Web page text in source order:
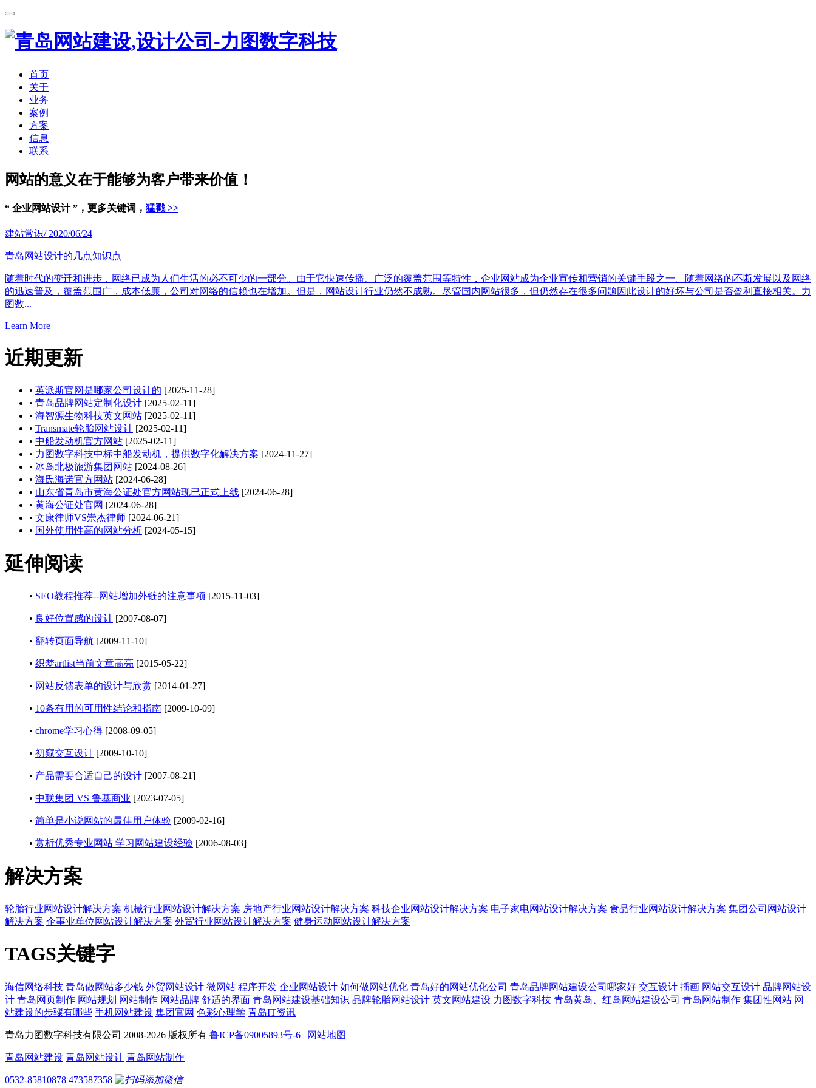
首页
关于
业务
案例
方案
信息
联系
网站的意义在于能够为客户带来价值！
“ 企业网站设计 ”，更多关键词， 猛戳 >>
建站常识/ 2020/06/24
青岛网站设计的几点知识点
随着时代的变迁和进步，网络已成为人们生活的必不可少的一部分。由于它快速传播、广泛的覆盖范围等特性，企业网站成为企业宣传和营销的关键手段之一。随着网络的不断发展以及网络
的迅速普及，覆盖范围广，成本低廉，公司对网络的信赖也在增加。但是，网站设计行业仍然不成熟。尽管国内网站很多，但仍然存在很多问题因此设计的好坏与公司是否盈利直接相关。力
图数...
Learn More
近期更新
• 英派斯官网是哪家公司设计的 [2025-11-28]
• 青岛品牌网站定制化设计 [2025-02-11]
• 海智源生物科技英文网站 [2025-02-11]
• Transmate轮胎网站设计 [2025-02-11]
• 中船发动机官方网站 [2025-02-11]
• 力图数字科技中标中船发动机，提供数字化解决方案 [2024-11-27]
• 冰岛北极旅游集团网站 [2024-08-26]
• 海氏海诺官方网站 [2024-06-28]
• 山东省青岛市黄海公证处官方网站现已正式上线 [2024-06-28]
• 黄海公证处官网 [2024-06-28]
• 文康律师VS崇杰律师 [2024-06-21]
• 国外使用性高的网站分析 [2024-05-15]
延伸阅读
• SEO教程推荐--网站增加外链的注意事项 [2015-11-03]
• 良好位置感的设计 [2007-08-07]
• 翻转页面导航 [2009-11-10]
• 织梦artlist当前文章高亮 [2015-05-22]
• 网站反馈表单的设计与欣赏 [2014-01-27]
• 10条有用的可用性结论和指南 [2009-10-09]
• chrome学习心得 [2008-09-05]
• 初窥交互设计 [2009-10-10]
• 产品需要合适自己的设计 [2007-08-21]
• 中联集团 VS 鲁基商业 [2023-07-05]
• 简单是小说网站的最佳用户体验 [2009-02-16]
• 赏析优秀专业网站 学习网站建设经验 [2006-08-03]
解决方案
轮胎行业网站设计解决方案 机械行业网站设计解决方案 房地产行业网站设计解决方案 科技企业网站设计解决方案 电子家电网站设计解决方案 食品行业网站设计解决方案 集团公司网站设计
解决方案 企事业单位网站设计解决方案 外贸行业网站设计解决方案 健身运动网站设计解决方案
TAGS关键字
海信网络科技 青岛做网站多少钱 外贸网站设计 微网站 程序开发 企业网站设计 如何做网站优化 青岛好的网站优化公司 青岛品牌网站建设公司哪家好 交互设计 插画 网站交互设计 品牌网站设
计 青岛网页制作 网站规划 网站制作 网站品牌 舒适的界面 青岛网站建设基础知识 品牌轮胎网站设计 英文网站建设 力图数字科技 青岛黄岛、红岛网站建设公司 青岛网站制作 集团性网站 网
站建设的步骤有哪些 手机网站建设 集团官网 色彩心理学 青岛IT资讯
青岛力图数字科技有限公司 2008-2026 版权所有 鲁ICP备09005893号-6 | 网站地图
青岛网站建设 青岛网站设计 青岛网站制作
0532-85810878 473587358